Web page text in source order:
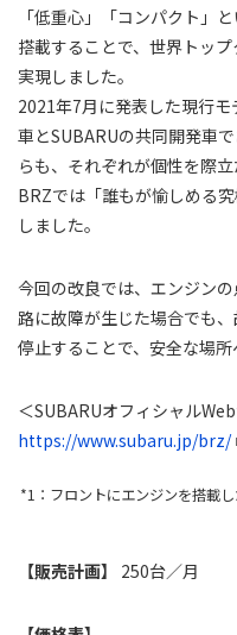
「低重心」「コンパクト」
搭載することで、世界トッ
実現しました。
2021年7月に発表した現行
車とSUBARUの共同開発車
らも、それぞれが個性を際
BRZでは「誰もが愉しめる
しました。
今回の改良では、エンジン
路に故障が生じた場合でも
停止することで、安全な場所
＜SUBARUオフィシャル
https://www.subaru.jp/brz/
*1：フロントにエンジンを搭載
【販売計画】 250台／月